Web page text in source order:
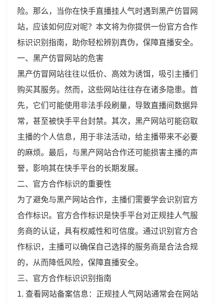
险。那么，当你在快手直播挂人气时遇到黑产仿冒网
站，应该如何应对呢？本文将为你提供一份官方合作
标识识别指南，助你轻松辨别真伪，保障直播安全。
一、黑产仿冒网站的危害
黑产仿冒网站往往以低价、高效为诱饵，吸引主播们
购买其服务。然而，这些网站往往存在诸多隐患。首
先，它们可能使用非法手段刷量，导致直播间数据异
常，甚至被快手平台封禁。其次，黑产网站可能窃取
主播的个人信息，用于非法活动，给主播带来不必要
的麻烦。最后，与黑产网站合作还可能损害主播的声
誉，影响其在快手平台的长期发展。
二、官方合作标识的重要性
为了避免与黑产网站合作，主播们需要学会识别官方
合作标识。官方合作标识是快手平台对正规挂人气服
务商的认证，具有权威性和可信度。通过识别官方合
作标识，主播可以确保自己选择的服务商是合法合规
的，从而降低风险，保障直播安全。
三、官方合作标识识别指南
1. 查看网站备案信息：正规挂人气网站通常会在网站